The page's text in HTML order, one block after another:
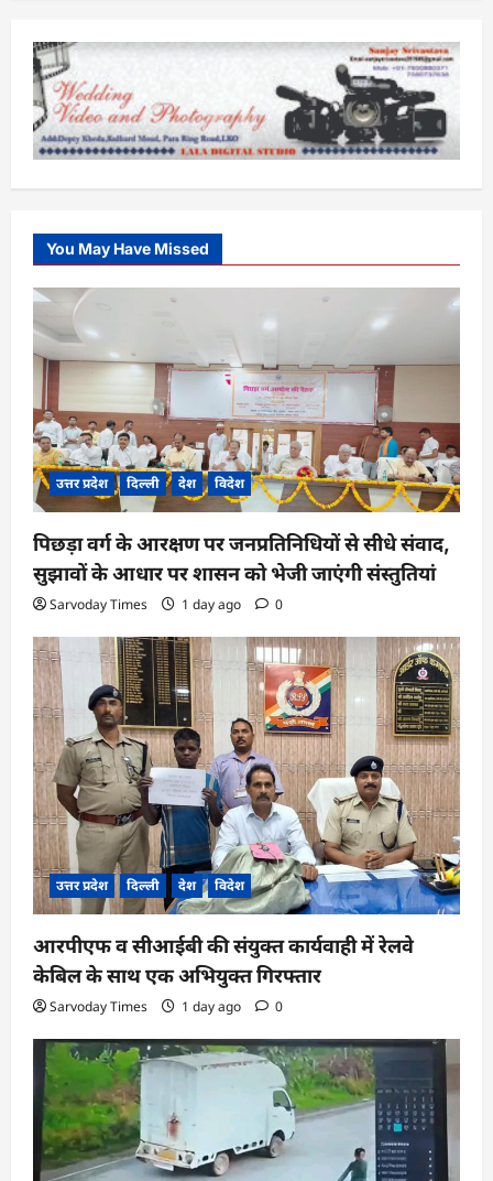
You May Have Missed
उत्तर प्रदेश दिल्ली देश विदेश
पिछड़ा वर्ग के आरक्षण पर जनप्रतिनिधियों से सीधे संवाद,
सुझावों के आधार पर शासन को भेजी जाएंगी संस्तुतियां
Sarvoday Times 1 day ago 0
उत्तर प्रदेश दिल्ली देश विदेश
आरपीएफ व सीआईबी की संयुक्त कार्यवाही में रेलवे
केबिल के साथ एक अभियुक्त गिरफ्तार
Sarvoday Times 1 day ago 0